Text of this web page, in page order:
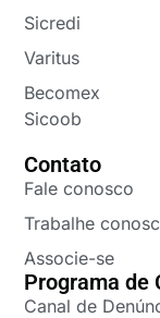
Sicredi
Varitus
Becomex
Sicoob
Contato
Fale conosco
Trabalhe
Associe-se
Programa de
Canal de